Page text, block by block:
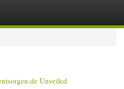
Unveiled